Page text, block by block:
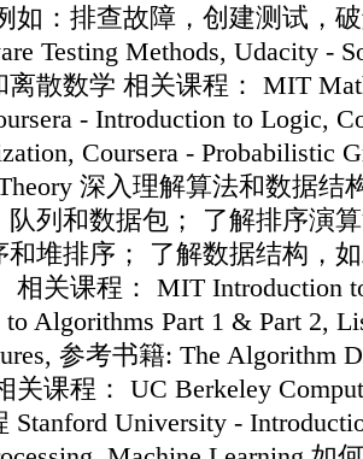
如：排查故障，创建测试，
Testing Methods, Udacity -
散数学 相关课程： MIT
- Introduction to Logic,
Coursera - Probabilistic
Theory 深入理解算法和数据
队列和数据包； 了解排序演
和堆排序； 了解数据结构，
相关课程： MIT Introduction
to Algorithms Part 1 & Part 2,
参考书籍: The Algorithm
关课程： UC Berkeley
Stanford University -